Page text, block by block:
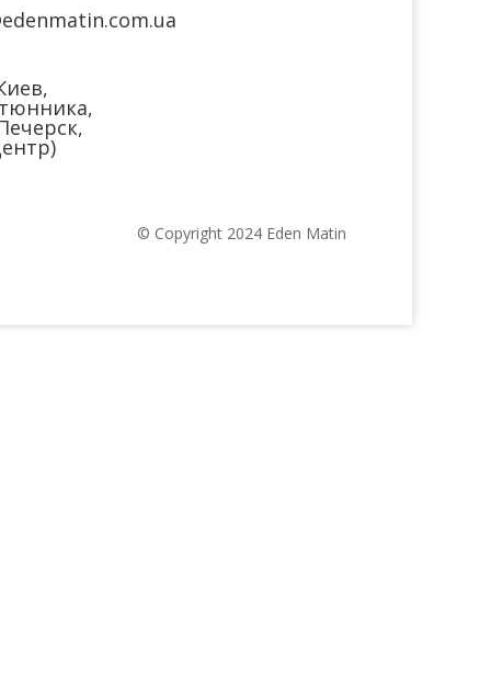
© Copyright 2024 Eden Matin